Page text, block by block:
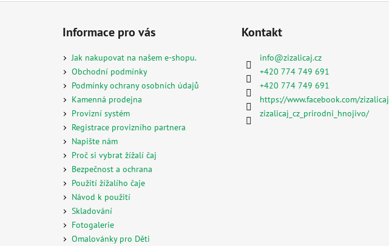
Informace pro vás
Jak nakupovat na našem e-shopu.
Obchodní podmínky
Podmínky ochrany osobních údajů
Kamenná prodejna
Provizní systém
Registrace provizního partnera
Napište nám
Proč si vybrat žížalí čaj
Bezpečnost a ochrana
Použití žížalího čaje
Návod k použití
Skladování
Fotogalerie
Omalovánky pro Děti
Kontakt
info@zizalicaj.cz
+420 774 749 691
+420 774 749 691
https://www.facebook.com/zizalicaj
zizalicaj_cz_prirodni_hnojivo/